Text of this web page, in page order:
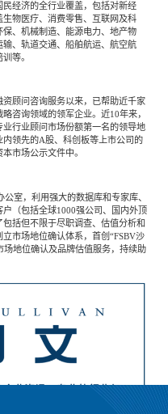
经济的全行业覆盖，包括对新经
物医疗、消费零售、互联网及科
、机械制造、能源电力、地产物
、轨道交通、船舶航运、航空航
等。
顾问咨询服务以来，已帮助近千家
咨询领域的领军企业。近10年来，
行业顾问市场份额第一名的领导地
领先的A股、科创板等上市公司的
市场公示文件中。
室，利用强大的数据库和专家库、
（包括全球1000强公司、国内外顶
括但不限于尽职调查、估值分析和
市场地位确认体系，首创“FSBV沙
地位确认及品牌估值服务，持续助